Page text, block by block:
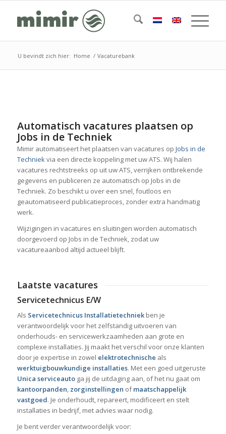
U bevindt zich hier: Home / Vacaturebank
Automatisch vacatures plaatsen op
Jobs in de Techniek
Mimir automatiseert het plaatsen van vacatures op Jobs in de
Techniekvia een directe koppeling met uw ATS. Wij halen
vacatures rechtstreeks op uit uw ATS, verrijken ontbrekende
gegevens en publiceren ze automatisch op Jobs in de
Techniek. Zo beschikt u over een snel, foutloos en
geautomatiseerd publicatieproces, zonder extra handmatig
werk.
Wijzigingen in vacatures en sluitingen worden automatisch
doorgevoerd op Jobs in de Techniek, zodat uw
vacatureaanbod altijd actueel blijft.
Laatste vacatures
Servicetechnicus E/W
Als Servicetechnicus Installatietechniekben je
verantwoordelijk voor het zelfstandig uitvoeren van
onderhouds- en servicewerkzaamheden aan grote en
complexe installaties. Jij maakt het verschil voor onze klanten
door je expertise in zowel elektrotechnische als
werktuigbouwkundige installaties. Met een goed uitgeruste
Unica serviceautoga jij de uitdaging aan, of het nu gaat om
kantoorpanden, zorginstellingen ofmaatschappelijk
vastgoed. Je onderhoudt, repareert, modificeert en stelt
installaties in bedrijf, met advies waar nodig.
Je bent verder verantwoordelijk voor: